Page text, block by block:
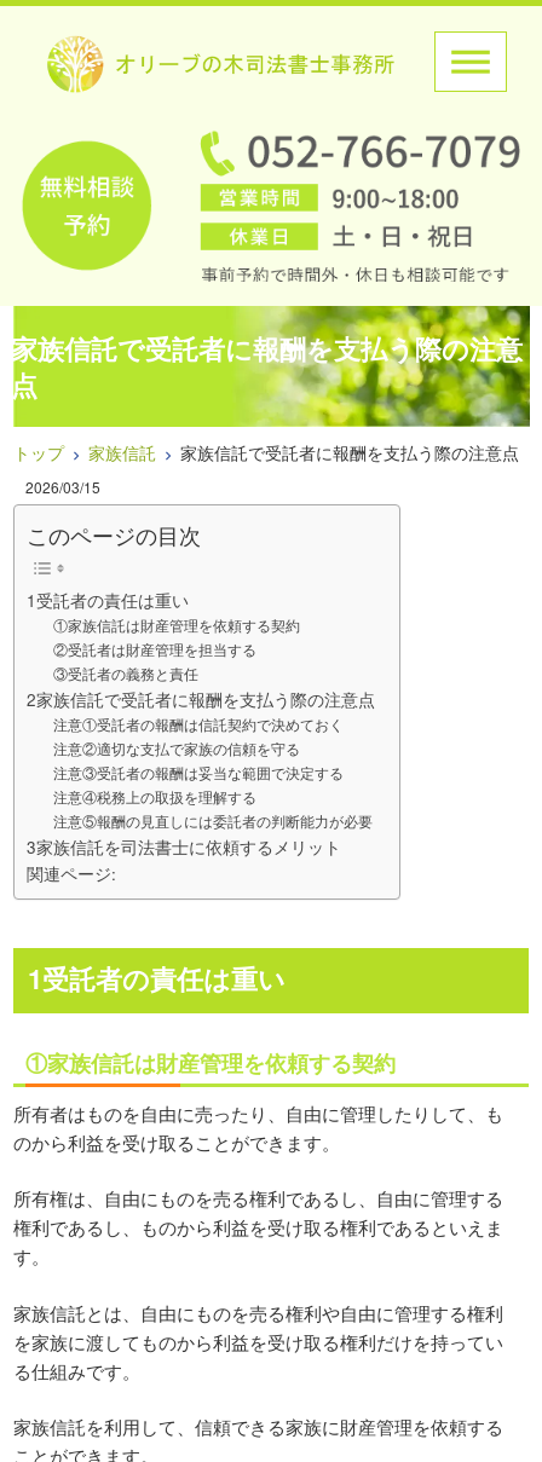
家族信託で受託者に報酬を支払う際の注意
点
トップ 家族信託 家族信託で受託者に報酬を支払う際の注意点
2026/03/15
このページの目次
1受託者の責任は重い
①家族信託は財産管理を依頼する契約
②受託者は財産管理を担当する
③受託者の義務と責任
2家族信託で受託者に報酬を支払う際の注意点
注意①受託者の報酬は信託契約で決めておく
注意②適切な支払で家族の信頼を守る
注意③受託者の報酬は妥当な範囲で決定する
注意④税務上の取扱を理解する
注意⑤報酬の見直しには委託者の判断能力が必要
3家族信託を司法書士に依頼するメリット
関連ページ:
1受託者の責任は重い
①家族信託は財産管理を依頼する契約
所有者はものを自由に売ったり、自由に管理したりして、も
のから利益を受け取ることができます。
所有権は、自由にものを売る権利であるし、自由に管理する
権利であるし、ものから利益を受け取る権利であるといえま
す。
家族信託とは、自由にものを売る権利や自由に管理する権利
を家族に渡してものから利益を受け取る権利だけを持ってい
る仕組みです。
家族信託を利用して、信頼できる家族に財産管理を依頼する
ことができます。